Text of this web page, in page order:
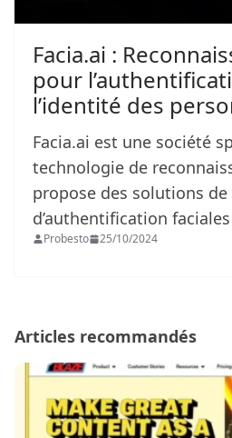
Facia.ai :
pour
l’identité des
Facia.ai est une société
technologie de
propose des solutions
d’authentification faciales
Probesto 25/10/2024
Articles recommandés